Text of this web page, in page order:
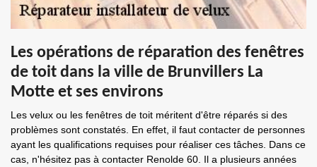
Les opérations de réparation des fenêtres
de toit dans la ville de Brunvillers La
Motte et ses environs
Les velux ou les fenêtres de toit méritent d'être réparés si des
problèmes sont constatés. En effet, il faut contacter de personnes
ayant les qualifications requises pour réaliser ces tâches. Dans ce
cas, n'hésitez pas à contacter Renolde 60. Il a plusieurs années